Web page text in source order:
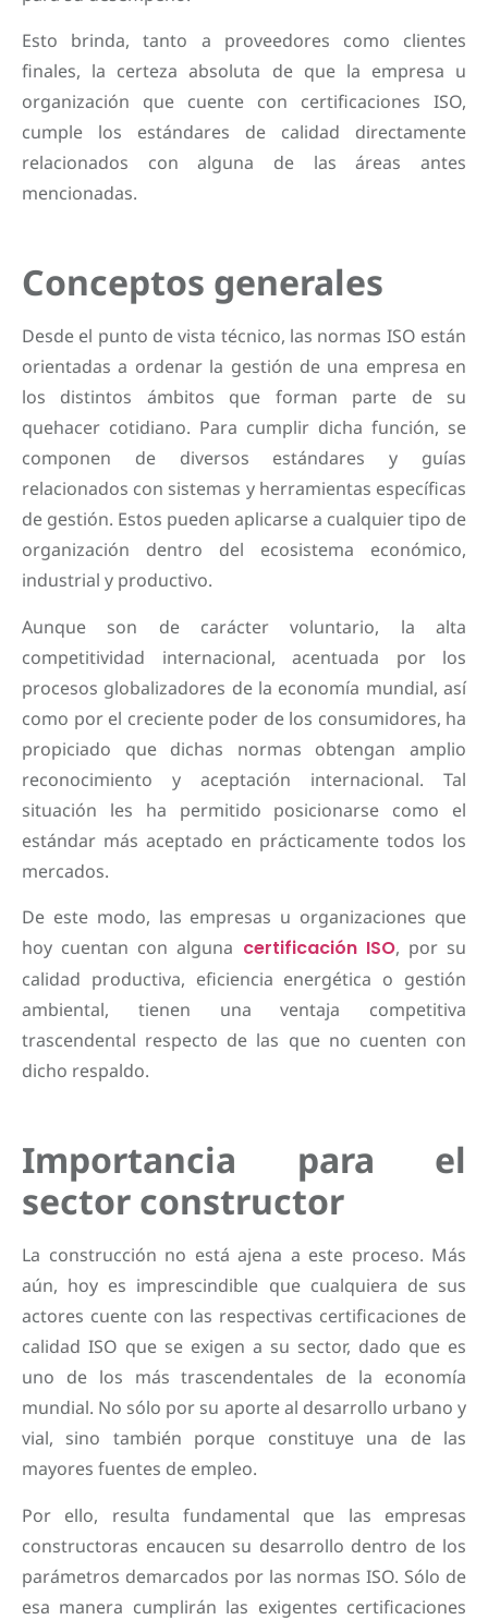
Esto brinda, tanto a proveedores como clientes
finales, la certeza absoluta de que la empresa u
organización que cuente con certificaciones ISO,
cumple los estándares de calidad directamente
relacionados con alguna de las áreas antes
mencionadas.
Conceptos generales
Desde el punto de vista técnico, las normas ISO están
orientadas a ordenar la gestión de una empresa en
los distintos ámbitos que forman parte de su
quehacer cotidiano. Para cumplir dicha función, se
componen de diversos estándares y guías
relacionados con sistemas y herramientas específicas
de gestión. Estos pueden aplicarse a cualquier tipo de
organización dentro del ecosistema económico,
industrial y productivo.
Aunque son de carácter voluntario, la alta
competitividad internacional, acentuada por los
procesos globalizadores de la economía mundial, así
como por el creciente poder de los consumidores, ha
propiciado que dichas normas obtengan amplio
reconocimiento y aceptación internacional. Tal
situación les ha permitido posicionarse como el
estándar más aceptado en prácticamente todos los
mercados.
De este modo, las empresas u organizaciones que
hoy cuentan con alguna certificación ISO, por su
calidad productiva, eficiencia energética o gestión
ambiental, tienen una ventaja competitiva
trascendental respecto de las que no cuenten con
dicho respaldo.
Importancia para el
sector constructor
La construcción no está ajena a este proceso. Más
aún, hoy es imprescindible que cualquiera de sus
actores cuente con las respectivas certificaciones de
calidad ISO que se exigen a su sector, dado que es
uno de los más trascendentales de la economía
mundial. No sólo por su aporte al desarrollo urbano y
vial, sino también porque constituye una de las
mayores fuentes de empleo.
Por ello, resulta fundamental que las empresas
constructoras encaucen su desarrollo dentro de los
parámetros demarcados por las normas ISO. Sólo de
esa manera cumplirán las exigentes certificaciones